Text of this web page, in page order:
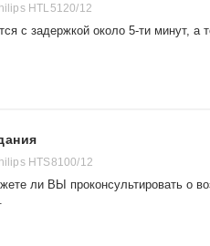
HTL5120/12
с задержкой около 5-ти минут, а
HTS8100/12
ли ВЫ проконсультировать о